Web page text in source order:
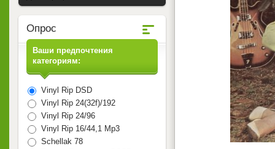
Опрос
Ваши предпочтения
категориям:
Vinyl Rip DSD
Vinyl Rip 24(32f)/192
Vinyl Rip 24/96
Vinyl Rip 16/44,1 Mp3
Schellak 78